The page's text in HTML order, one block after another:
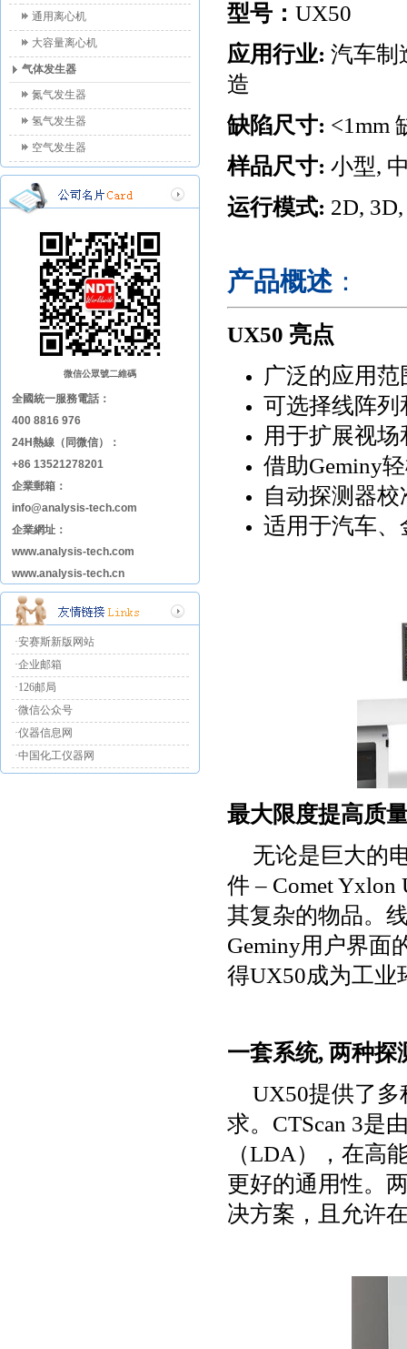
通用离心机
大容量离心机
气体发生器
氮气发生器
氢气发生器
空气发生器
微信公眾號二維碼
全國統一服務電話：
400 8816 976
24H熱線（同微信）：
+86 13521278201
企業郵箱：
info@analysis-tech.com
企業網址：
www.analysis-tech.com
www.analysis-tech.cn
·安赛斯新版网站
·企业邮箱
·126邮局
·微信公众号
·仪器信息网
·中国化工仪器网
型号： UX50
应用行业: 汽车制
造
缺陷尺寸: <1mm
样品尺寸: 小型,
运行模式: 2D,
产品概述 ：
UX50 亮点
广泛的应用范
可选择线阵列
用于扩展视
借助Geminy
自动探测器
适用于汽车
最大限度提高质
无论是巨大的
件 – Comet Yxlon
其复杂的物品。
Geminy用户界面
得UX50成为工业
一套系统, 两种探
UX50提供了多
求。 CTScan 3是
（LDA ），在高
更好的通用性。
决方案，且允许